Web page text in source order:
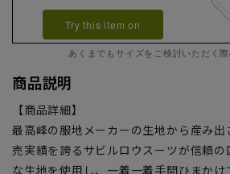
Try this item on
あくまでもサイズをご検討いただく際
商品説明
【商品詳細】
最高峰の服地メーカーの生地から産み
売実績を誇るサビルロウスーツが信頼
な生地を使用し、一着一着手間ひまかけ